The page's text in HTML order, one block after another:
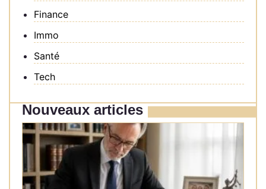
Finance
Immo
Santé
Tech
Nouveaux articles